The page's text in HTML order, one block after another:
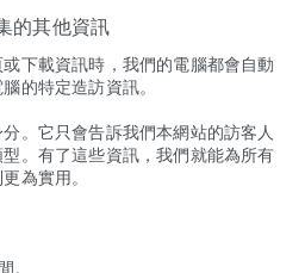
的其他資訊
下載資訊時，我們的電腦都會自動
的特定造訪資訊。
。它只會告訴我們本網站的訪客人
。有了這些資訊，我們就能為所有
為實用。